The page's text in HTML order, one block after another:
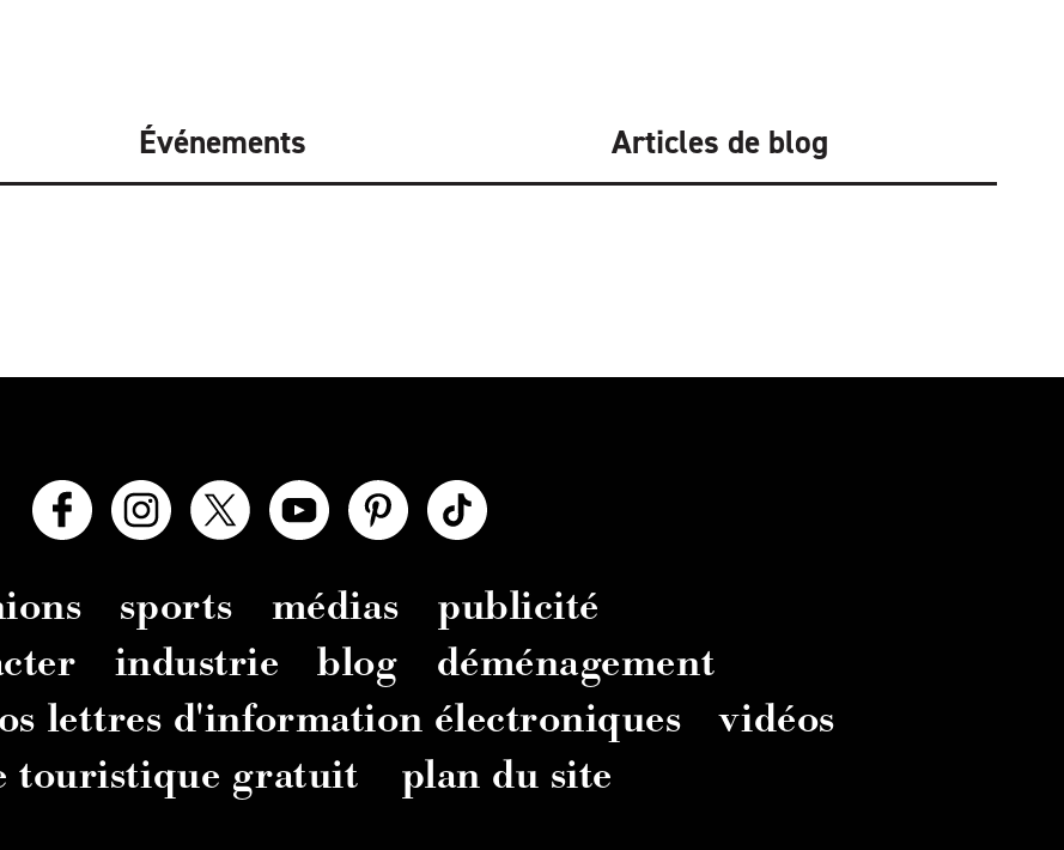
Événements Articles de blog
sports médias
publicité
industrie blog
déménagement
lettres d'information électroniques
vidéos
touristique gratuit
plan du site